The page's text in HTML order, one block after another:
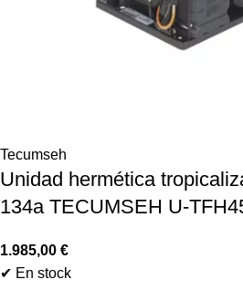
Tecumseh
Unidad hermética
134a TECUMSEH U-
1.985,00 €
✔ En stock